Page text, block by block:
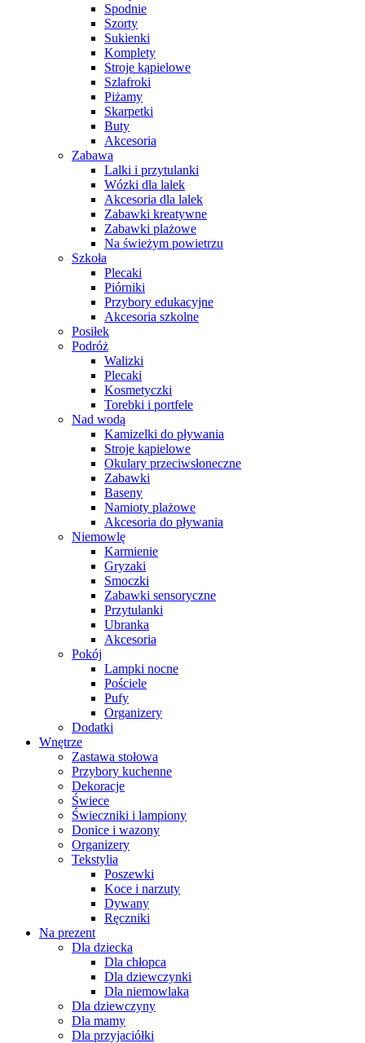
Spodnie
Szorty
Sukienki
Komplety
Stroje kąpielowe
Szlafroki
Piżamy
Skarpetki
Buty
Akcesoria
Zabawa
Lalki i przytulanki
Wózki dla lalek
Akcesoria dla lalek
Zabawki kreatywne
Zabawki plażowe
Na świeżym powietrzu
Szkoła
Plecaki
Piórniki
Przybory edukacyjne
Akcesoria szkolne
Posiłek
Podróż
Walizki
Plecaki
Kosmetyczki
Torebki i portfele
Nad wodą
Kamizelki do pływania
Stroje kąpielowe
Okulary przeciwsłoneczne
Zabawki
Baseny
Namioty plażowe
Akcesoria do pływania
Niemowlę
Karmienie
Gryzaki
Smoczki
Zabawki sensoryczne
Przytulanki
Ubranka
Akcesoria
Pokój
Lampki nocne
Pościele
Pufy
Organizery
Dodatki
Wnętrze
Zastawa stołowa
Przybory kuchenne
Dekoracje
Świece
Świeczniki i lampiony
Donice i wazony
Organizery
Tekstylia
Poszewki
Koce i narzuty
Dywany
Ręczniki
Na prezent
Dla dziecka
Dla chłopca
Dla dziewczynki
Dla niemowlaka
Dla dziewczyny
Dla mamy
Dla przyjaciółki